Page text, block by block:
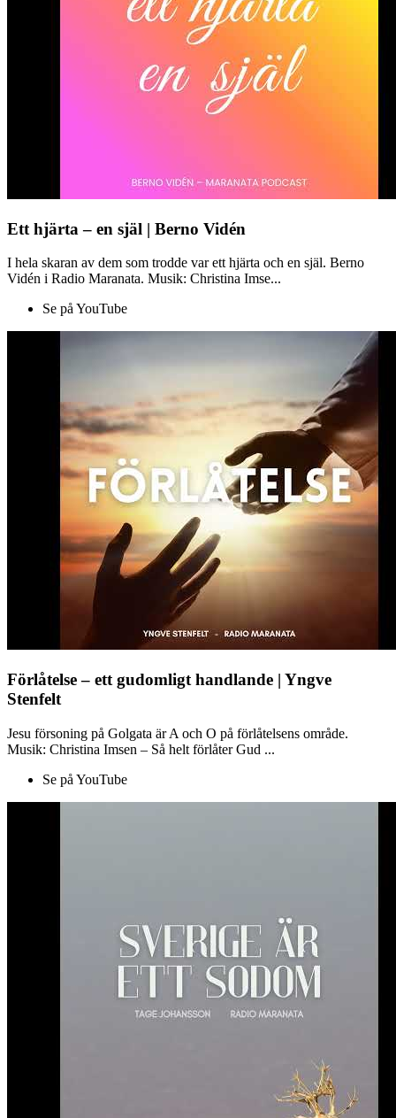
Ett hjärta – en själ | Berno Vidén
I hela skaran av dem som trodde var ett hjärta och en själ. Berno
Vidén i Radio Maranata. Musik: Christina Imse...
Se på YouTube
Förlåtelse – ett gudomligt handlande | Yngve
Stenfelt
Jesu försoning på Golgata är A och O på förlåtelsens område.
Musik: Christina Imsen – Så helt förlåter Gud ...
Se på YouTube